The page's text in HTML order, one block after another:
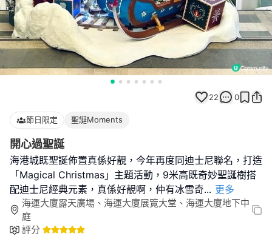
22 0
節日限定 聖誕Moments
開心過聖誕
海港城既聖誕佈置真係好靚，今年再度同迪士尼聯名，打造
「Magical Christmas」主題活動，9米高既奇妙聖誕樹搭
配迪士尼經典元素，真係好靚啊，仲有冰雪奇... 更多
海運大廈露天廣場、海運大廈展覽大堂、海運大廈地下中
庭
評分